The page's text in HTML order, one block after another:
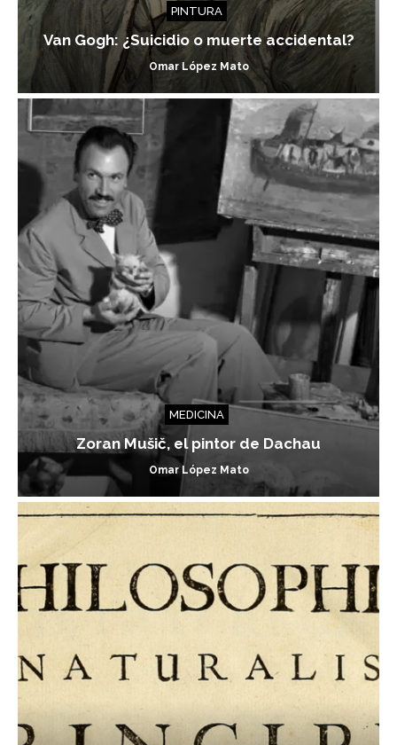
PINTURA
Van Gogh: ¿Suicidio o muerte accidental?
Omar López Mato
MEDICINA
Zoran Mušič, el pintor de Dachau
Omar López Mato